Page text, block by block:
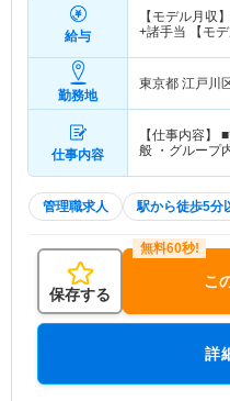
給与
【モデル月収】
+諸手当 【モデ
勤務地
東京都 江戸川
仕事内容
【仕事内容】
般 ・グループ
管理職求人 駅から徒歩5分
保存する
こ
詳